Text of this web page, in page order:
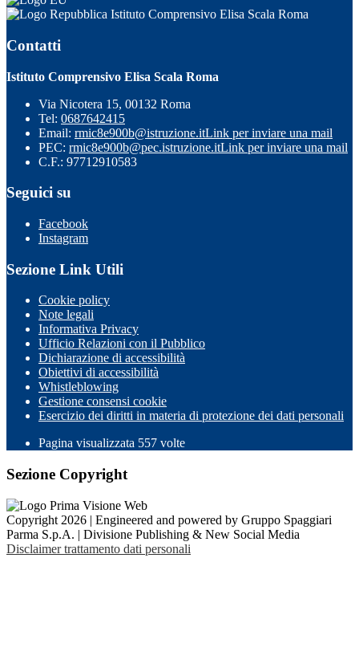
Istituto Comprensivo Elisa Scala Roma
Contatti
Istituto Comprensivo Elisa Scala Roma
Via Nicotera 15, 00132 Roma
Tel: 0687642415
Email: rmic8e900b@istruzione.itLink per inviare una mail
PEC: rmic8e900b@pec.istruzione.itLink per inviare una mail
C.F.: 97712910583
Seguici su
Facebook
Instagram
Sezione Link Utili
Cookie policy
Note legali
Informativa Privacy
Ufficio Relazioni con il Pubblico
Dichiarazione di accessibilità
Obiettivi di accessibilità
Whistleblowing
Gestione consensi cookie
Esercizio dei diritti in materia di protezione dei dati personali
Pagina visualizzata 557 volte
Sezione Copyright
Copyright 2026 | Engineered and powered by Gruppo Spaggiari
Parma S.p.A. | Divisione Publishing & New Social Media
Disclaimer trattamento dati personali